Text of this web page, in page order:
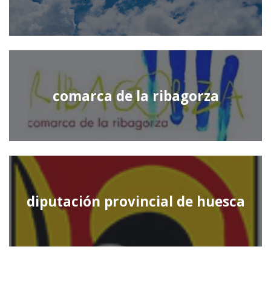
comarca de la ribagorza
diputación provincial de huesca